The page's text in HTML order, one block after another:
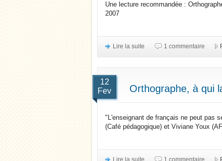
Une lecture recommandée :
2007
Lire la suite 1 commentaire
12
Fev
Orthographe, à qui
"L'enseignant de français ne peut pas
(Café pédagogique) et Viviane Youx
Lire la suite 1 commentaire